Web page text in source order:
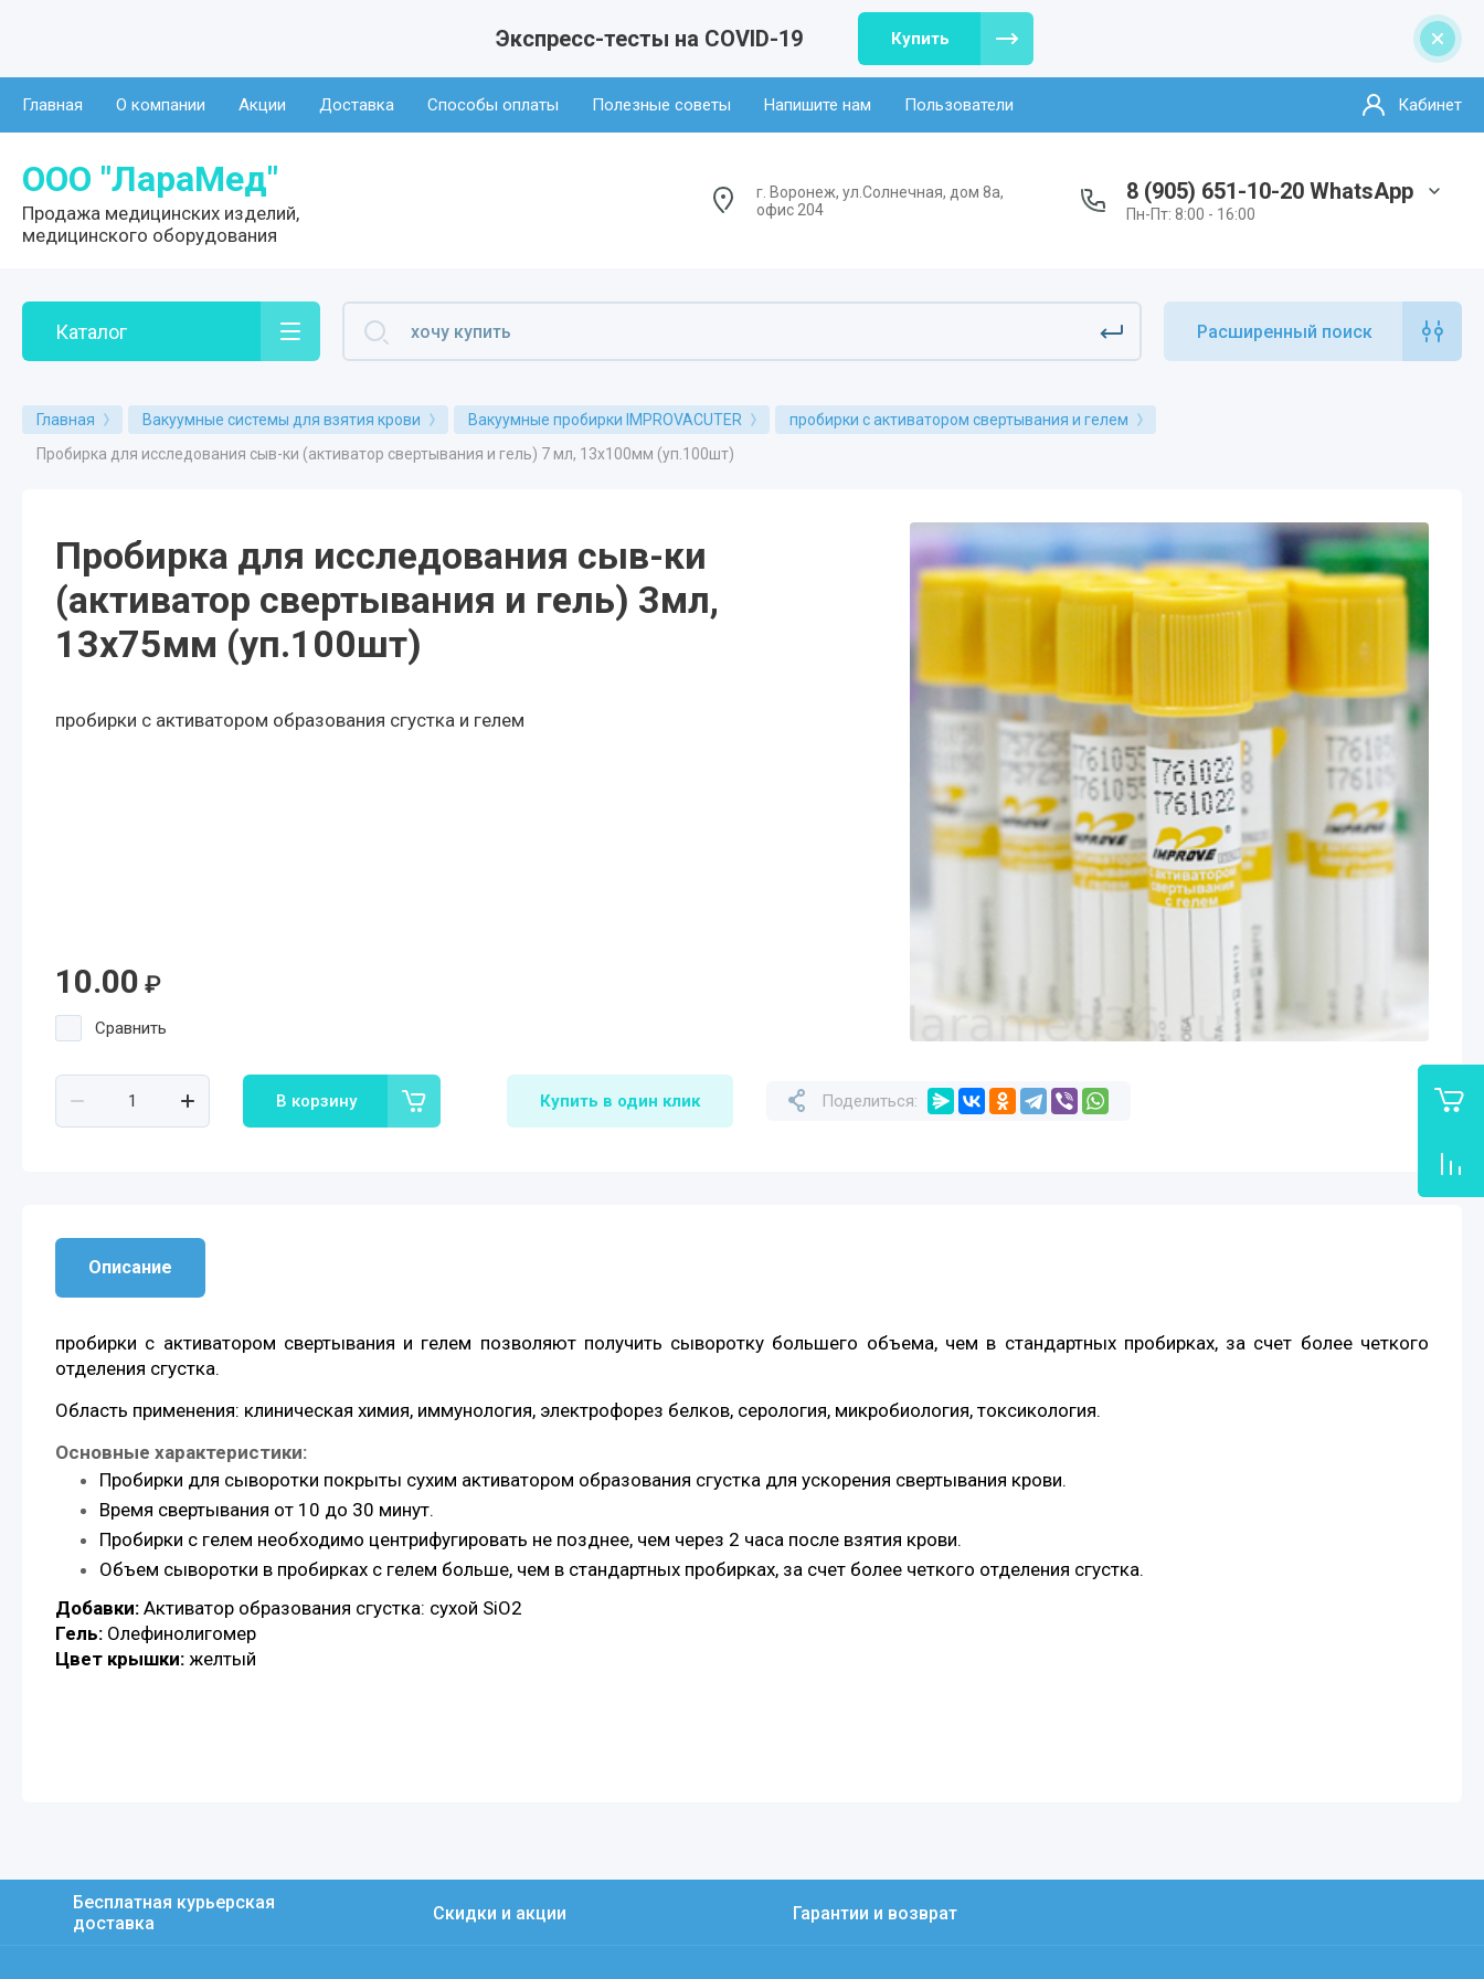
Отзывы
Экспресс-тесты на COVID-19 Купить
Главная О компании Акции Доставка Способы оплаты Полезные советы Напишите нам Пользователи Кабинет
ООО "ЛараМед"
Продажа медицинских изделий,
медицинского оборудования
г. Воронеж, ул.Солнечная, дом 8а,
офис 204
8 (905) 651-10-20 WhatsApp
Пн-Пт: 8:00 - 16:00
Каталог Расширенный поиск
Главная Вакуумные системы для взятия крови Вакуумные пробирки IMPROVACUTER
пробирки с активатором свертывания и гелем
Пробирка для исследования сыв-ки (активатор свертывания и гель) 7 мл, 13х100мм (уп.100шт)
Пробирка для исследования сыв-ки
(активатор свертывания и гель) 3мл,
13х75мм (уп.100шт)
пробирки с активатором образования сгустка и гелем
10.00 ₽
Сравнить
В корзину Купить в один клик Поделиться:
Описание
пробирки с активатором свертывания и гелем позволяют получить сыворотку большего объема, чем в стандартных пробирках, за счет более четкого
отделения сгустка.
Область применения: клиническая химия, иммунология, электрофорез белков, серология, микробиология, токсикология.
Основные характеристики:
Пробирки для сыворотки покрыты сухим активатором образования сгустка для ускорения свертывания крови.
Время свертывания от 10 до 30 минут.
Пробирки с гелем необходимо центрифугировать не позднее, чем через 2 часа после взятия крови.
Объем сыворотки в пробирках с гелем больше, чем в стандартных пробирках, за счет более четкого отделения сгустка.
Добавки: Активатор образования сгустка: сухой SiO2
Гель: Олефинолигомер
Цвет крышки: желтый
Бесплатная курьерская
доставка
Скидки и акции Гарантии и возврат